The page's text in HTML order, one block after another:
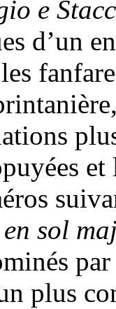
e
d’un
en sol
plus